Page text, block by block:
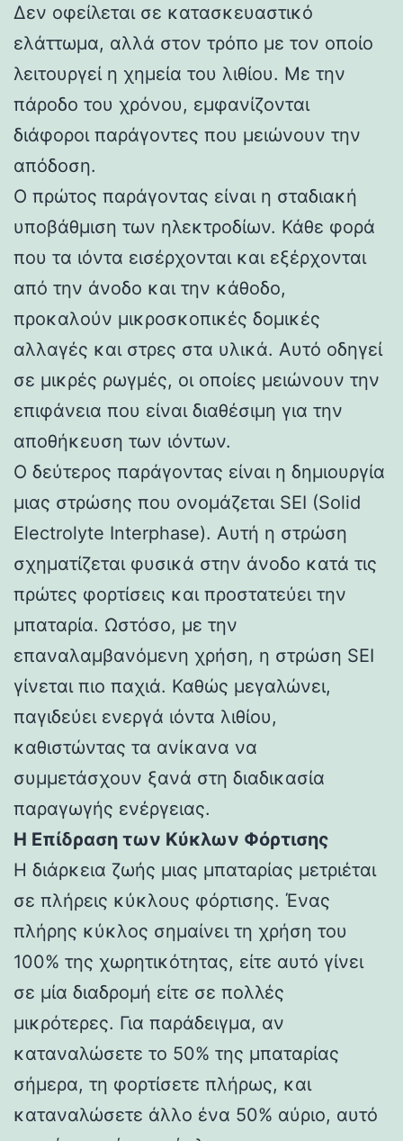
Δεν οφείλεται σε κατασκευαστικό
ελάττωμα, αλλά στον τρόπο με τον οποίο
λειτουργεί η χημεία του λιθίου. Με την
πάροδο του χρόνου, εμφανίζονται
διάφοροι παράγοντες που μειώνουν την
απόδοση.
Ο πρώτος παράγοντας είναι η σταδιακή
υποβάθμιση των ηλεκτροδίων. Κάθε φορά
που τα ιόντα εισέρχονται και εξέρχονται
από την άνοδο και την κάθοδο,
προκαλούν μικροσκοπικές δομικές
αλλαγές και στρες στα υλικά. Αυτό οδηγεί
σε μικρές ρωγμές, οι οποίες μειώνουν την
επιφάνεια που είναι διαθέσιμη για την
αποθήκευση των ιόντων.
Ο δεύτερος παράγοντας είναι η δημιουργία
μιας στρώσης που ονομάζεται SEI (Solid
Electrolyte Interphase). Αυτή η στρώση
σχηματίζεται φυσικά στην άνοδο κατά τις
πρώτες φορτίσεις και προστατεύει την
μπαταρία. Ωστόσο, με την
επαναλαμβανόμενη χρήση, η στρώση SEI
γίνεται πιο παχιά. Καθώς μεγαλώνει,
παγιδεύει ενεργά ιόντα λιθίου,
καθιστώντας τα ανίκανα να
συμμετάσχουν ξανά στη διαδικασία
παραγωγής ενέργειας.
Η Επίδραση των Κύκλων Φόρτισης
Η διάρκεια ζωής μιας μπαταρίας μετριέται
σε πλήρεις κύκλους φόρτισης. Ένας
πλήρης κύκλος σημαίνει τη χρήση του
100% της χωρητικότητας, είτε αυτό γίνει
σε μία διαδρομή είτε σε πολλές
μικρότερες. Για παράδειγμα, αν
καταναλώσετε το 50% της μπαταρίας
σήμερα, τη φορτίσετε πλήρως, και
καταναλώσετε άλλο ένα 50% αύριο, αυτό